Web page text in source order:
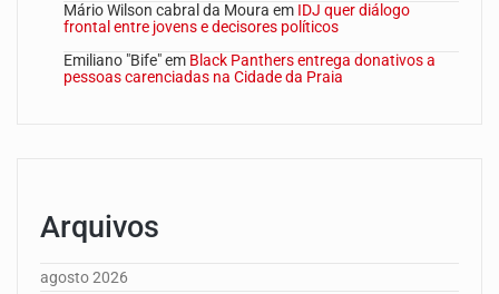
Mário Wilson cabral da Moura em IDJ quer diálogo
frontal entre jovens e decisores políticos
Emiliano "Bife"em Black Panthers entrega donativos a
pessoas carenciadas na Cidade da Praia
Arquivos
agosto 2026